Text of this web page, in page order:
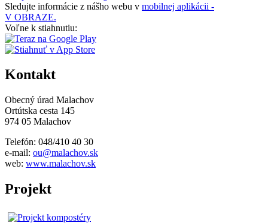
Sledujte informácie z nášho webu v mobilnej aplikácii -
V OBRAZE.
Voľne k stiahnutiu:
Kontakt
Obecný úrad Malachov
Ortútska cesta 145
974 05 Malachov
Telefón: 048/410 40 30
e-mail: ou@malachov.sk
web: www.malachov.sk
Projekt